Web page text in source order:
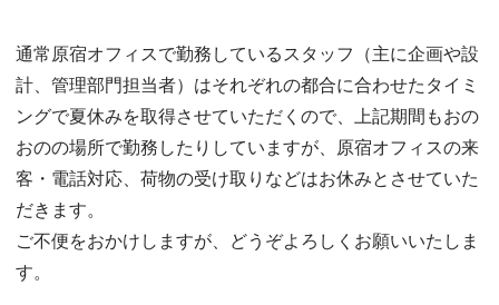
通常原宿オフィスで勤務しているスタッフ（主に企画や設
計、管理部門担当者）はそれぞれの都合に合わせたタイミ
ングで夏休みを取得させていただくので、上記期間もおの
おのの場所で勤務したりしていますが、原宿オフィスの来
客・電話対応、荷物の受け取りなどはお休みとさせていた
だきます。
ご不便をおかけしますが、どうぞよろしくお願いいたしま
す。